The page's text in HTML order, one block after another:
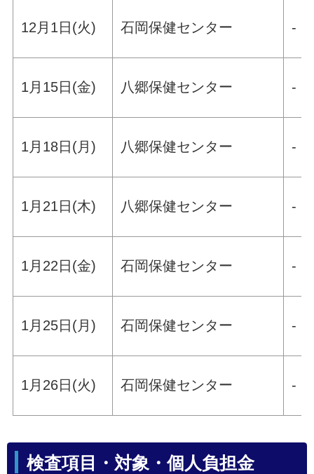
12月1日(火) 石岡保健センター -
1月15日(金) 八郷保健センター -
1月18日(月) 八郷保健センター -
1月21日(木) 八郷保健センター -
1月22日(金) 石岡保健センター -
1月25日(月) 石岡保健センター -
1月26日(火) 石岡保健センター -
検査項目・対象・個人負担金